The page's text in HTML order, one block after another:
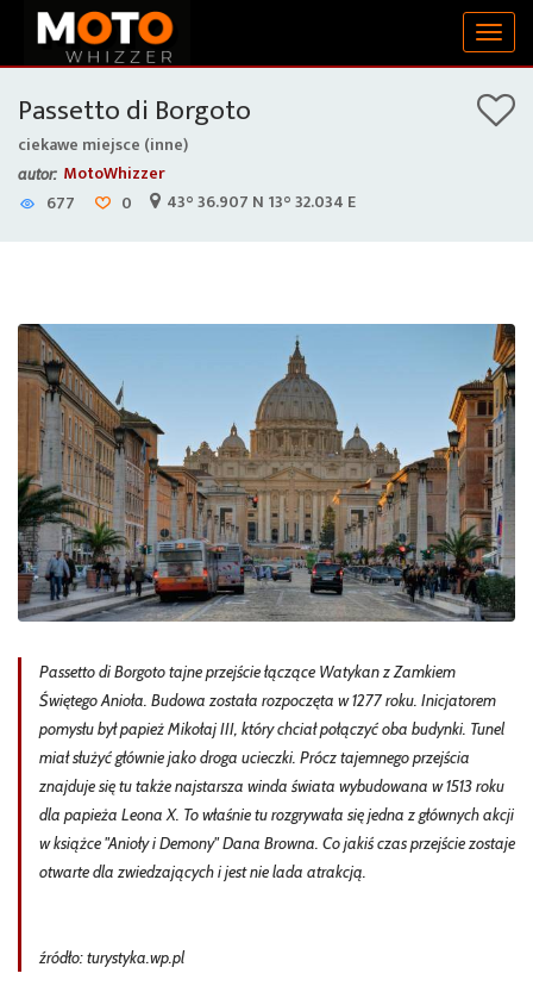
Passetto di Borgoto
ciekawe miejsce (inne)
autor: MotoWhizzer
677
0 43° 36.907 N 13° 32.034 E
Passetto di Borgoto tajne przejście łączące Watykan z Zamkiem
Świętego Anioła. Budowa została rozpoczęta w 1277 roku. Inicjatorem
pomysłu był papież Mikołaj III, który chciał połączyć oba budynki. Tunel
miał służyć głównie jako droga ucieczki. Prócz tajemnego przejścia
znajduje się tu także najstarsza winda świata wybudowana w 1513 roku
dla papieża Leona X. To właśnie tu rozgrywała się jedna z głównych akcji
w książce "Anioły i Demony" Dana Browna. Co jakiś czas przejście zostaje
otwarte dla zwiedzających i jest nie lada atrakcją.
źródło: turystyka.wp.pl